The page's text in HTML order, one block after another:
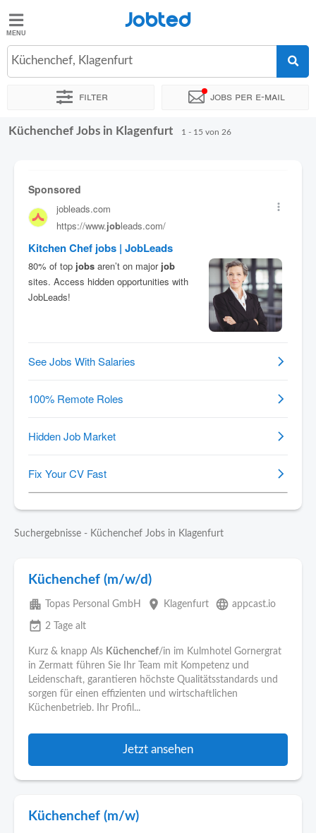
Jobted
Jobs
Jobted
Küchenchef, Klagenfurt
Filter Jobs per e-mail
Sortieren nach Genauer Standort Unternehmen
Küchenchef Jobs in Klagenfurt 1 - 15 von 26
Suchergebnisse - Küchenchef Jobs in Klagenfurt
Küchenchef (m/w/d)
apartment Topas Personal GmbH place Klagenfurt language appcast.io
event_available 2 Tage alt
Kurz & knapp Als Küchenchef/in im Kulmhotel Gornergrat
in Zermatt führen Sie Ihr Team mit Kompetenz und
Leidenschaft, garantieren höchste Qualitätsstandards und
sorgen für einen effizienten und wirtschaftlichen
Küchenbetrieb. Ihr Profil...
Jetzt ansehen
Küchenchef (m/w)